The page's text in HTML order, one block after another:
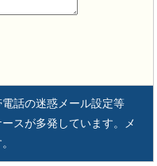
話の迷惑メール設定等
スが多発しています。メ